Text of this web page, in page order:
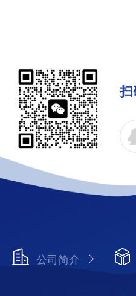
扫
公司简介